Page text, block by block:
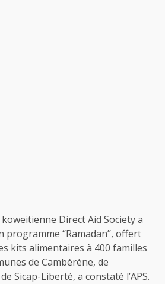
Direct Aid Society a
‘’Ramadan’’, offert
kits alimentaires à 400 familles
de Cambérène, de
Sicap-Liberté, a constaté l’APS.